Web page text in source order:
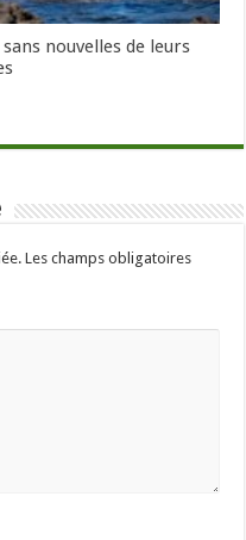
nouvelles de leurs
Les champs obligatoires